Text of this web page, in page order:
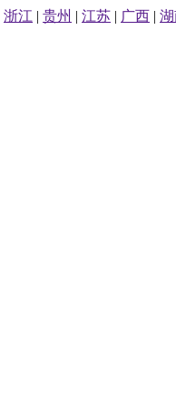
浙江 | 贵州 | 江苏 | 广西 |